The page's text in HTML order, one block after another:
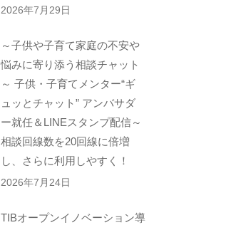
2026年7月29日
～子供や子育て家庭の不安や
悩みに寄り添う相談チャット
～ 子供・子育てメンター“ギ
ュッとチャット” アンバサダ
ー就任＆LINEスタンプ配信～
相談回線数を20回線に倍増
し、さらに利用しやすく！
2026年7月24日
TIBオープンイノベーション導